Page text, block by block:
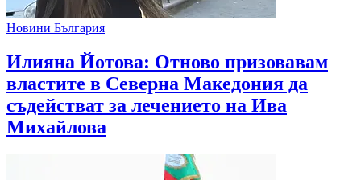
Новини България
Илияна Йотова: Отново призовавам
властите в Северна Македония да
съдействат за лечението на Ива
Михайлова